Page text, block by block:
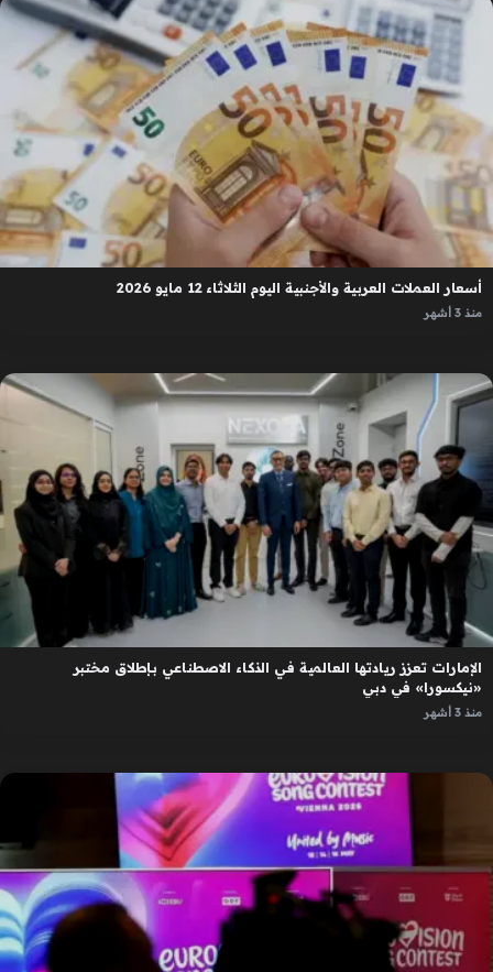
أسعار العملات العربية والأجنبية اليوم الثلاثاء 12 مايو 2026
منذ 3 أشهر
الإمارات تعزز ريادتها العالمية في الذكاء الاصطناعي بإطلاق مختبر
«نيكسورا» في دبي
منذ 3 أشهر